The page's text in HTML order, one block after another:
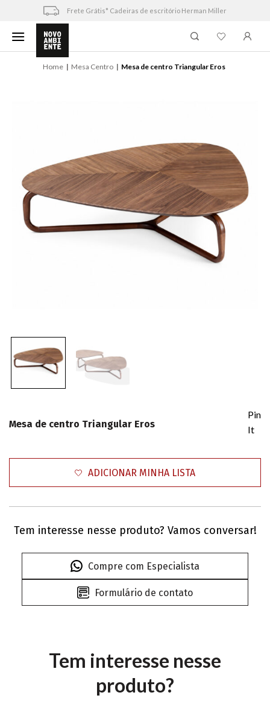
content
Frete Grátis* Cadeiras de escritório Herman Miller
Home Mesa Centro Mesa de centro Triangular Eros
Mesa de centro Triangular Eros
Pin
It
ADICIONAR MINHA LISTA
Tem interesse nesse produto? Vamos conversar!
Compre com Especialista
Formulário de contato
Tem interesse nesse
produto?